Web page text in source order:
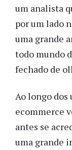
um analista
por um lado
uma grande
todo mundo
fechado de
Ao longo dos
ecommerce
antes se
uma grande